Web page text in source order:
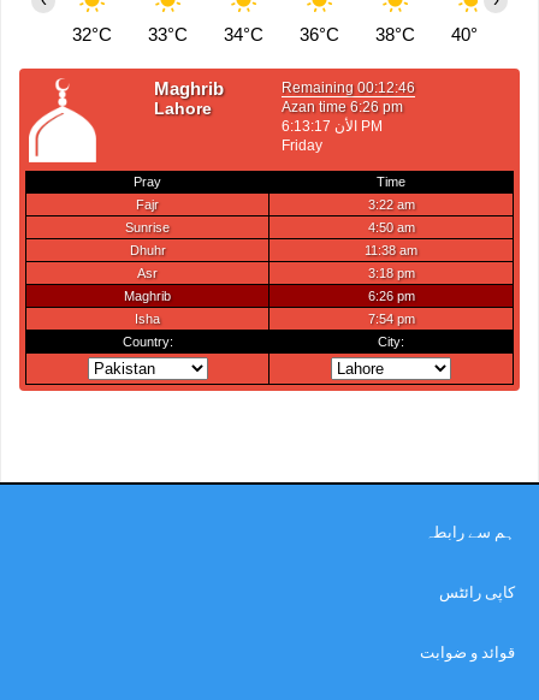
32°C 33°C 34°C 36°C 38°C 40°C
ہم سے رابطہ
کاپی رائٹس
قوائد و ضوابت